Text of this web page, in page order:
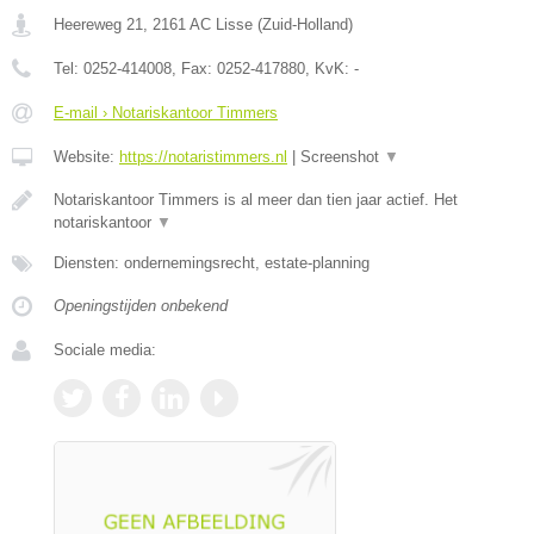
Heereweg 21, 2161 AC Lisse (Zuid-Holland)
Tel: 0252-414008, Fax: 0252-417880, KvK: -
E-mail › Notariskantoor Timmers
Website: https://notaristimmers.nl Screenshot ▼
Notariskantoor Timmers is al meer dan tien jaar actief. Het
notariskantoor ▼
Diensten: ondernemingsrecht, estate-planning
Openingstijden onbekend
Sociale media: